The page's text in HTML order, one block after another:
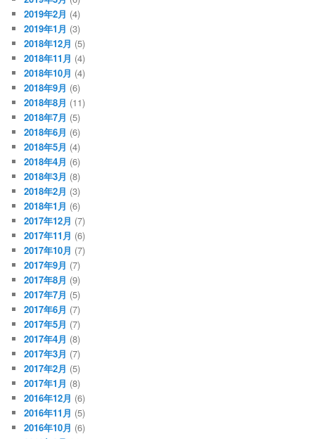
2019年2月 (4)
2019年1月 (3)
2018年12月 (5)
2018年11月 (4)
2018年10月 (4)
2018年9月 (6)
2018年8月 (11)
2018年7月 (5)
2018年6月 (6)
2018年5月 (4)
2018年4月 (6)
2018年3月 (8)
2018年2月 (3)
2018年1月 (6)
2017年12月 (7)
2017年11月 (6)
2017年10月 (7)
2017年9月 (7)
2017年8月 (9)
2017年7月 (5)
2017年6月 (7)
2017年5月 (7)
2017年4月 (8)
2017年3月 (7)
2017年2月 (5)
2017年1月 (8)
2016年12月 (6)
2016年11月 (5)
2016年10月 (6)